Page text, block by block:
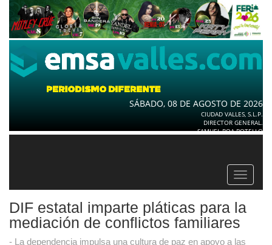
SÁBADO, 08 DE AGOSTO DE 2026
CIUDAD VALLES, S.L.P.
DIRECTOR GENERAL.
SAMUEL ROA BOTELLO
Toggle
DIF estatal imparte pláticas para la
mediación de conflictos familiares
- La dependencia impulsa una cultura de paz en apoyo a las